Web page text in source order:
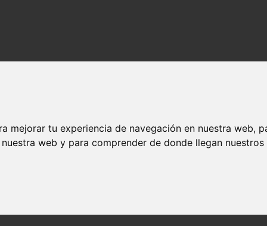
mejorar tu experiencia de navegación en nuestra web,
web y para comprender de donde llegan nuestros
se llama así